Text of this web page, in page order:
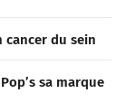
du sein
sa marque